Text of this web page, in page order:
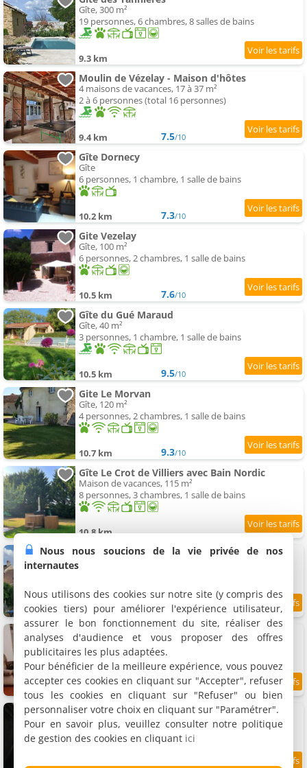
Gîte, 300 m²
19 personnes, 6 chambres, 8 salles de bains
9.3 km
Moulin de Vézelay - Maison d'hôtes
4 maisons de vacances, 17 à 37 m²
2 à 6 personnes (total 16 personnes)
9.4 km 7.5/10
Gîte Dornecy
Gîte
6 personnes, 1 chambre, 1 salle de bains
10.2 km 7.3/10
Gite Vezelay
Gîte, 100 m²
6 personnes, 2 chambres, 1 salle de bains
10.5 km 7.6/10
Gîte du Gué Maraud
Gîte, 40 m²
3 personnes, 1 chambre, 1 salle de bains
10.5 km 9.5/10
Gite Le Morvan
Gîte, 120 m²
4 personnes, 2 chambres, 1 salle de bains
10.7 km 9.3/10
Gîte Le Crot de Villiers avec Bain Nordic
Maison de vacances, 115 m²
8 personnes, 3 chambres, 1 salle de bains
10.8 km
Maison
11.8 km
Maison cœur de ville aux Portes du Morvan
Maison de vacances
5 personnes, 2 chambres, 1 salle de bains
11.9 km 9.2
Appartement The Place to Be
Appartement, 50 m²
2 personnes, 1 chambre, 1 salle de bains
Nous nous soucions de la vie privée de nos
internautes
Nous utilisons des cookies sur notre site (y compris des
cookies tiers) pour améliorer l'expérience utilisateur,
assurer le bon fonctionnement du site, réaliser des
analyses d'audience et vous proposer des offres
publicitaires les plus adaptées.
Pour bénéficier de la meilleure expérience, vous pouvez
accepter ces cookies en cliquant sur "Accepter", refuser
tous les cookies en cliquant sur "Refuser" ou bien
personnaliser votre choix en cliquant sur "Paramétrer".
Pour en savoir plus, veuillez consulter notre politique
de gestion des cookies en cliquant ici